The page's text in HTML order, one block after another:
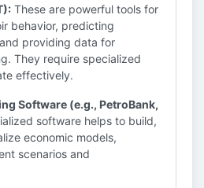
These are powerful tools for
behavior, predicting
providing data for
They require specialized
effectively.
Software (e.g., PetroBank,
software helps to build,
economic models,
scenarios and